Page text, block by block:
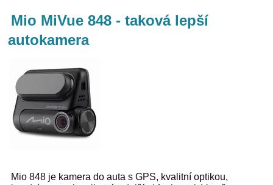
Mio MiVue 848 - taková lepší
autokamera
Mio 848 je kamera do auta s GPS, kvalitní optikou,